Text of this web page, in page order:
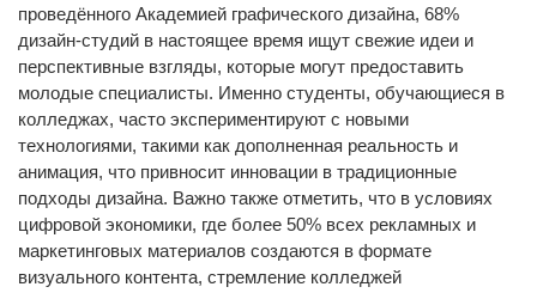
проведённого Академией графического дизайна, 68%
дизайн-студий в настоящее время ищут свежие идеи и
перспективные взгляды, которые могут предоставить
молодые специалисты. Именно студенты, обучающиеся в
колледжах, часто экспериментируют с новыми
технологиями, такими как дополненная реальность и
анимация, что привносит инновации в традиционные
подходы дизайна. Важно также отметить, что в условиях
цифровой экономики, где более 50% всех рекламных и
маркетинговых материалов создаются в формате
визуального контента, стремление колледжей